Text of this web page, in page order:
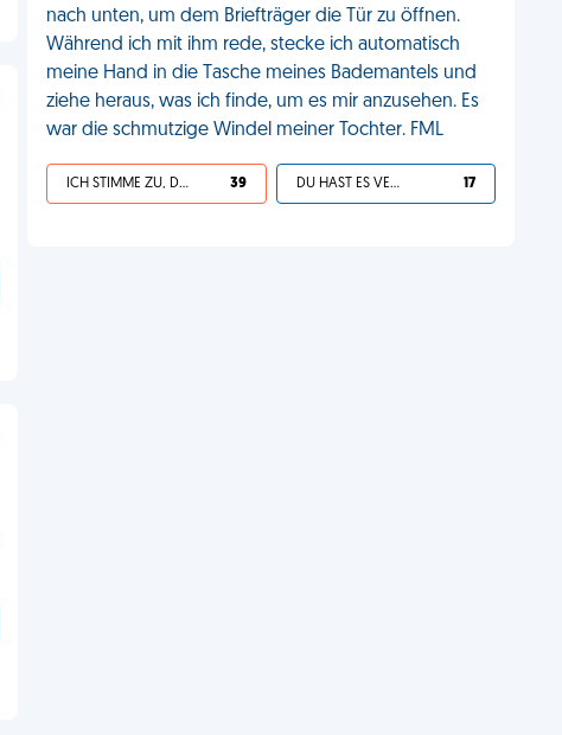
nach unten, um dem Briefträger die Tür zu öffnen.
Während ich mit ihm rede, stecke ich automatisch
meine Hand in die Tasche meines Bademantels und
ziehe heraus, was ich finde, um es mir anzusehen. Es
war die schmutzige Windel meiner Tochter. FML
ICH STIMME ZU, DEIN LEBEN IST SCHEISSE 39 DU HAST ES VERDIENT 17